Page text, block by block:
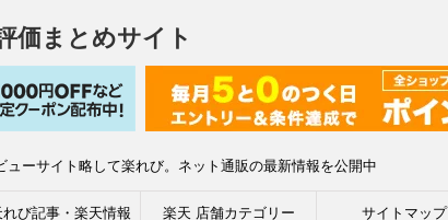
価まとめサイト
ーサイト略して楽れび。ネット通販の最新情報を公開中
れび記事・楽天情報 楽天 店舗カテゴリー サイトマップ